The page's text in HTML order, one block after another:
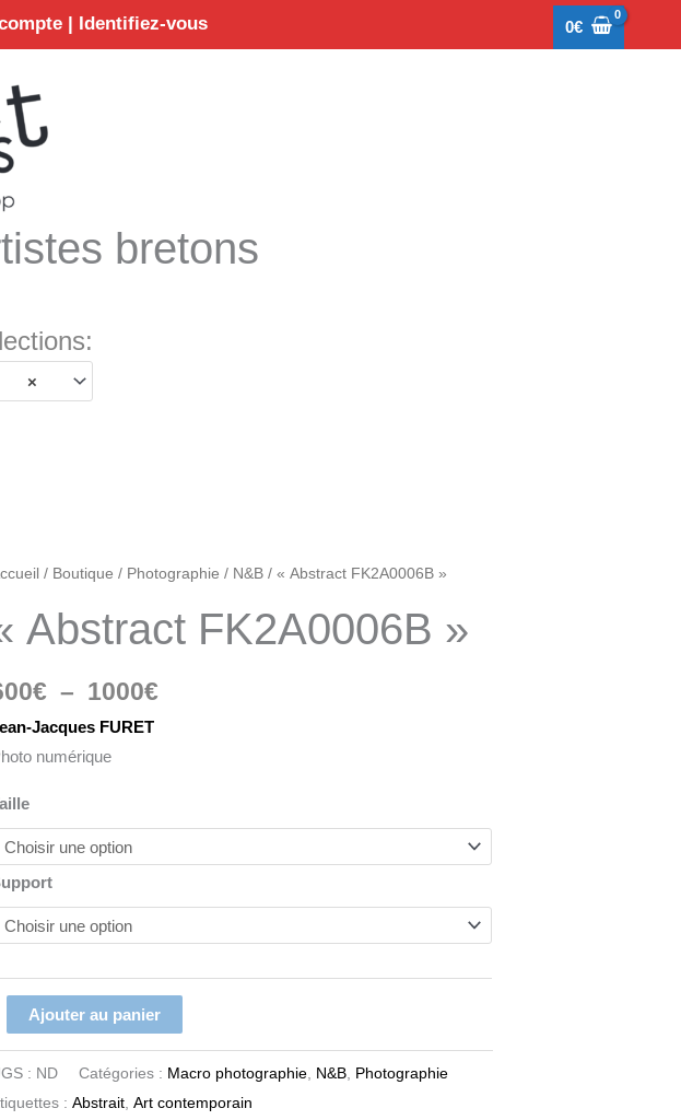
| Identifiez-vous 0€
bretons
×
/ Boutique / Photographie / N&B / « Abstract FK2A0006B »
Abstract FK2A0006B »
€ – 1000€
Plage
prix :
à
Jacques FURET
numérique
Ajouter au panier
: ND Catégories : Macro photographie N&B Photographie
: Abstrait Art contemporain